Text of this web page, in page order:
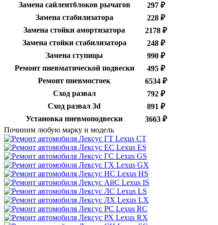
Замена сайлентблоков рычагов
297 ₽
Замена стабилизатора
228 ₽
Замена стойки амортизатора
2178 ₽
Замена стойки стабилизатора
248 ₽
Замена ступицы
990 ₽
Ремонт пневматической подвески
495 ₽
Ремонт пневмостоек
6534 ₽
Сход развал
792 ₽
Сход развал 3d
891 ₽
Установка пневмоподвески
3663 ₽
Починим любую марку и модель
Lexus CT
Lexus ES
Lexus GS
Lexus GX
Lexus HS
Lexus IS
Lexus LS
Lexus LX
Lexus RC
Lexus RX